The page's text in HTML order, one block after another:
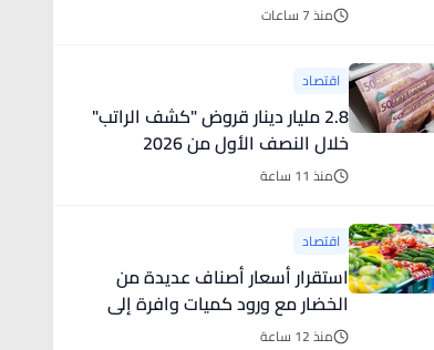
منذ 7 ساعات
اقتصاد
2.8 مليار دينار قروض "كشف الراتب"
خلال النصف الأول من 2026
منذ 11 ساعة
اقتصاد
استقرار أسعار أصناف عديدة من
الخضار مع ورود كميات وافرة إلى
"السوق المركزي"
منذ 12 ساعة